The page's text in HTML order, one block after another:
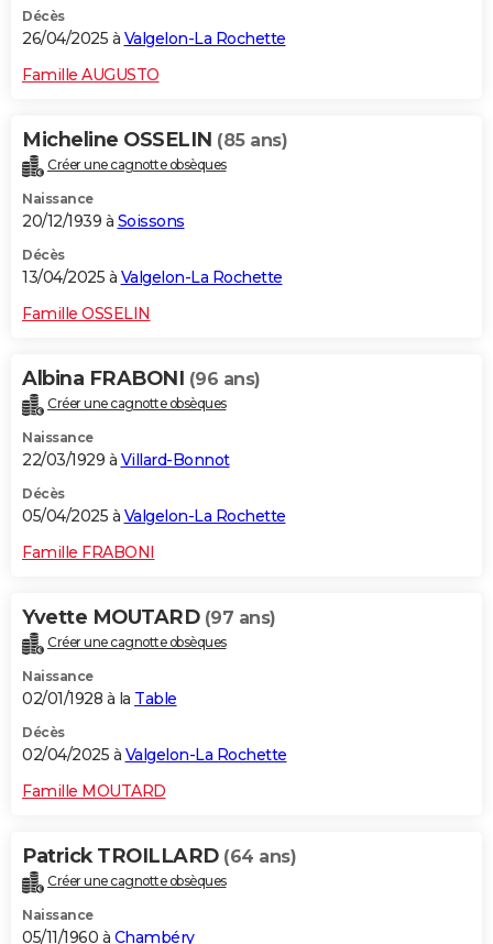
Décès
26/04/2025 à Valgelon-La Rochette
Famille AUGUSTO
Micheline OSSELIN (85 ans)
Créer une cagnotte obsèques
Naissance
20/12/1939 à Soissons
Décès
13/04/2025 à Valgelon-La Rochette
Famille OSSELIN
Albina FRABONI (96 ans)
Créer une cagnotte obsèques
Naissance
22/03/1929 à Villard-Bonnot
Décès
05/04/2025 à Valgelon-La Rochette
Famille FRABONI
Yvette MOUTARD (97 ans)
Créer une cagnotte obsèques
Naissance
02/01/1928 à la Table
Décès
02/04/2025 à Valgelon-La Rochette
Famille MOUTARD
Patrick TROILLARD (64 ans)
Créer une cagnotte obsèques
Naissance
05/11/1960 à Chambéry